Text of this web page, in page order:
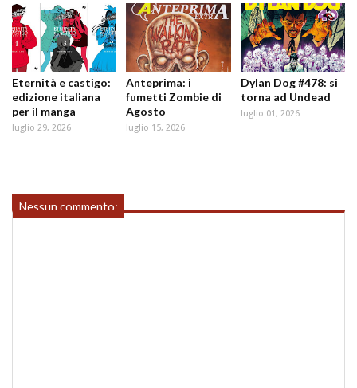
Eternità e castigo:
edizione italiana
per il manga
luglio 29, 2026
Anteprima: i
fumetti Zombie di
Agosto
luglio 15, 2026
Dylan Dog #478: si
torna ad Undead
luglio 01, 2026
Nessun commento: